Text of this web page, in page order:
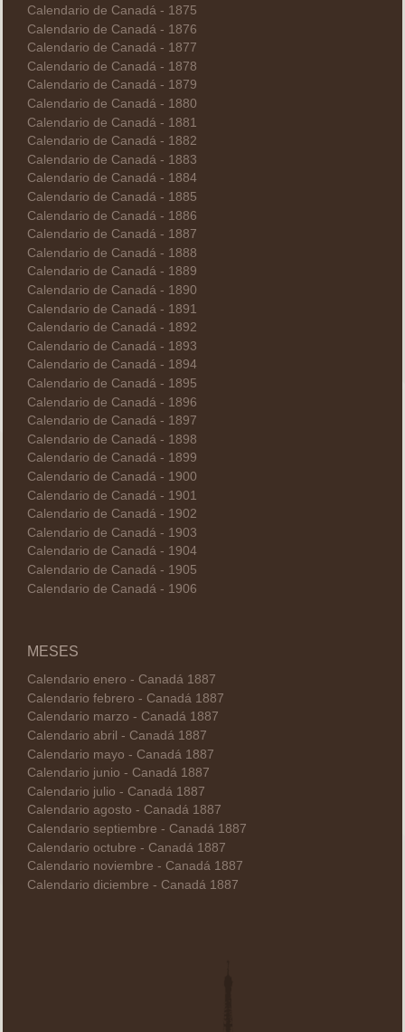
Calendario de Canadá - 1875
Calendario de Canadá - 1876
Calendario de Canadá - 1877
Calendario de Canadá - 1878
Calendario de Canadá - 1879
Calendario de Canadá - 1880
Calendario de Canadá - 1881
Calendario de Canadá - 1882
Calendario de Canadá - 1883
Calendario de Canadá - 1884
Calendario de Canadá - 1885
Calendario de Canadá - 1886
Calendario de Canadá - 1887
Calendario de Canadá - 1888
Calendario de Canadá - 1889
Calendario de Canadá - 1890
Calendario de Canadá - 1891
Calendario de Canadá - 1892
Calendario de Canadá - 1893
Calendario de Canadá - 1894
Calendario de Canadá - 1895
Calendario de Canadá - 1896
Calendario de Canadá - 1897
Calendario de Canadá - 1898
Calendario de Canadá - 1899
Calendario de Canadá - 1900
Calendario de Canadá - 1901
Calendario de Canadá - 1902
Calendario de Canadá - 1903
Calendario de Canadá - 1904
Calendario de Canadá - 1905
Calendario de Canadá - 1906
MESES
Calendario enero - Canadá 1887
Calendario febrero - Canadá 1887
Calendario marzo - Canadá 1887
Calendario abril - Canadá 1887
Calendario mayo - Canadá 1887
Calendario junio - Canadá 1887
Calendario julio - Canadá 1887
Calendario agosto - Canadá 1887
Calendario septiembre - Canadá 1887
Calendario octubre - Canadá 1887
Calendario noviembre - Canadá 1887
Calendario diciembre - Canadá 1887